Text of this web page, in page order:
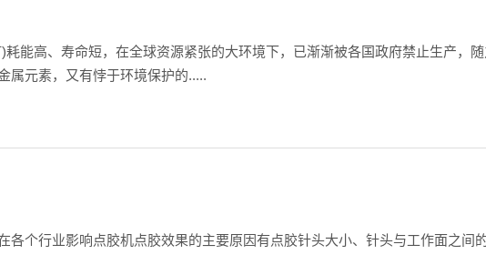
能高、寿命短，在全球资源紧张的大环境下，已渐渐被各国政府禁止生产，
属元素，又有悖于环境保护的.....
个行业影响点胶机点胶效果的主要原因有点胶针头大小、针头与工作面之间